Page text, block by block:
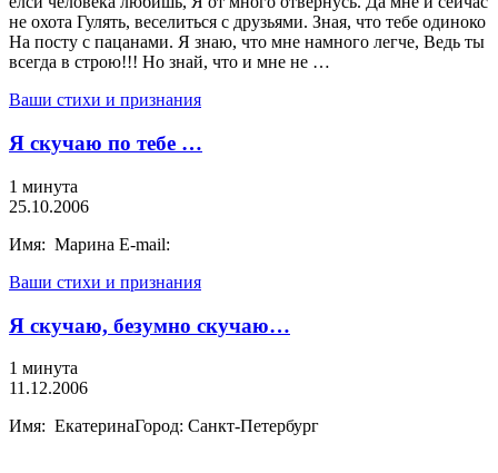
не охота Гулять, веселиться с друзьями. Зная, что тебе одиноко
На посту с пацанами. Я знаю, что мне намного легче, Ведь ты
всегда в строю!!! Но знай, что и мне не …
Ваши стихи и признания
Я скучаю по тебе …
1 минута
25.10.2006
Имя: Марина E-mail:
Ваши стихи и признания
Я скучаю, безумно скучаю…
1 минута
11.12.2006
Имя: ЕкатеринаГород: Санкт-Петербург